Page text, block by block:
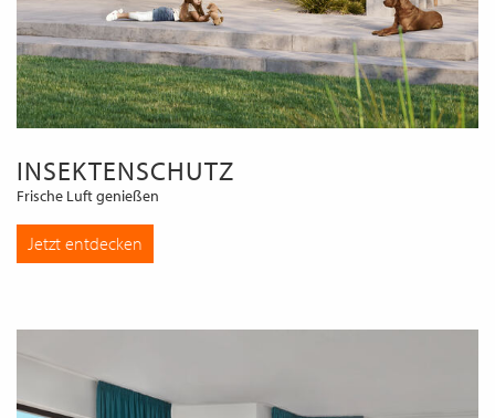
INSEKTENSCHUTZ
Frische Luft genießen
Jetzt entdecken